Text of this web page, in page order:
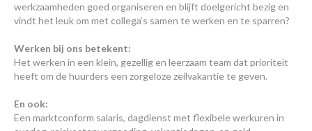
werkzaamheden goed organiseren en blijft doelgericht bezig en
vindt het leuk om met collega’s samen te werken en te sparren?
Werken bij ons betekent:
Het werken in een klein, gezellig en leerzaam team dat prioriteit
heeft om de huurders een zorgeloze zeilvakantie te geven.
En ook:
Een marktconform salaris, dagdienst met flexibele werkuren in